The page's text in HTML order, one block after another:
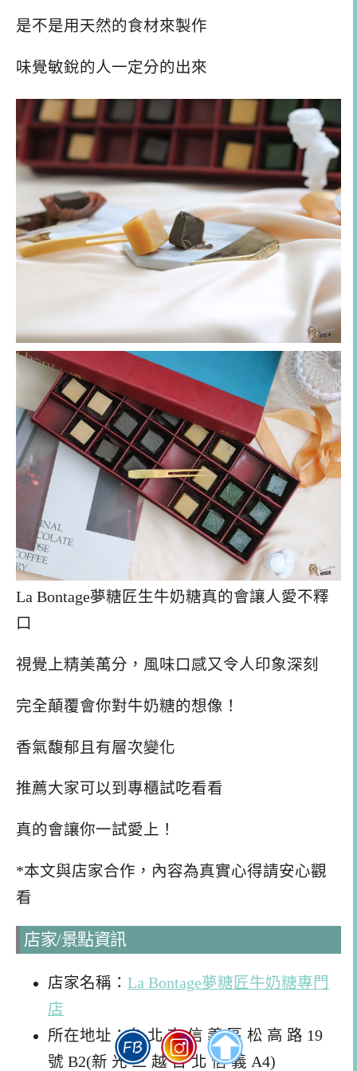
是不是用天然的食材來製作
味覺敏銳的人一定分的出來
La Bontage夢糖匠生牛奶糖真的會讓人愛不釋
口
視覺上精美萬分，風味口感又令人印象深刻
完全顛覆會你對牛奶糖的想像！
香氣馥郁且有層次變化
推薦大家可以到專櫃試吃看看
真的會讓你一試愛上！
*本文與店家合作，內容為真實心得請安心觀
看
店家/景點資訊
店家名稱： La Bontage夢糖匠牛奶糖專門
店
所在地址：台 北 市 信 義 區 松 高 路 19
號 B2(新 光 三 越 台 北 信 義 A4)